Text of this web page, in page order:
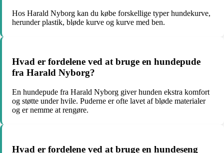
Hos Harald Nyborg kan du købe forskellige typer hundekurve,
herunder plastik, bløde kurve og kurve med ben.
Hvad er fordelene ved at bruge en hundepude
fra Harald Nyborg?
En hundepude fra Harald Nyborg giver hunden ekstra komfort
og støtte under hvile. Puderne er ofte lavet af bløde materialer
og er nemme at rengøre.
Hvad er fordelene ved at bruge en hundeseng